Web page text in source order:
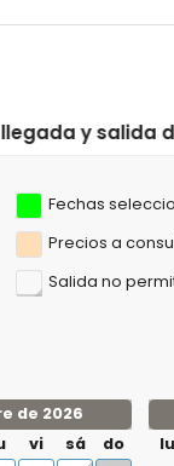
Fechas
Precios a
Salida no
de 2026
vi sá
do
lu